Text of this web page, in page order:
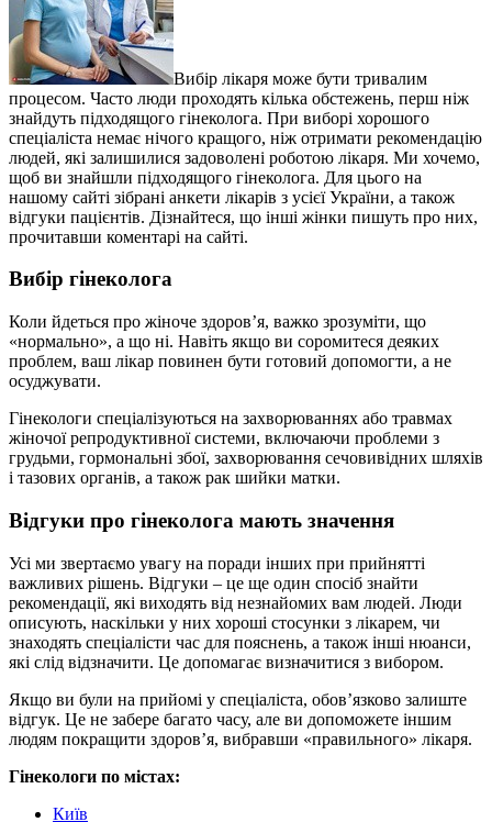
Вибір лікаря може бути тривалим
процесом. Часто люди проходять кілька обстежень, перш ніж
знайдуть підходящого гінеколога. При виборі хорошого
спеціаліста немає нічого кращого, ніж отримати рекомендацію
людей, які залишилися задоволені роботою лікаря. Ми хочемо,
щоб ви знайшли підходящого гінеколога. Для цього на
нашому сайті зібрані анкети лікарів з усієї України, а також
відгуки пацієнтів. Дізнайтеся, що інші жінки пишуть про них,
прочитавши коментарі на сайті.
Вибір гінеколога
Коли йдеться про жіноче здоров’я, важко зрозуміти, що
«нормально», а що ні. Навіть якщо ви соромитеся деяких
проблем, ваш лікар повинен бути готовий допомогти, а не
осуджувати.
Гінекологи спеціалізуються на захворюваннях або травмах
жіночої репродуктивної системи, включаючи проблеми з
грудьми, гормональні збої, захворювання сечовивідних шляхів
і тазових органів, а також рак шийки матки.
Відгуки про гінеколога мають значення
Усі ми звертаємо увагу на поради інших при прийнятті
важливих рішень. Відгуки – це ще один спосіб знайти
рекомендації, які виходять від незнайомих вам людей. Люди
описують, наскільки у них хороші стосунки з лікарем, чи
знаходять спеціалісти час для пояснень, а також інші нюанси,
які слід відзначити. Це допомагає визначитися з вибором.
Якщо ви були на прийомі у спеціаліста, обов’язково залиште
відгук. Це не забере багато часу, але ви допоможете іншим
людям покращити здоров’я, вибравши «правильного» лікаря.
Гінекологи по містах:
Київ